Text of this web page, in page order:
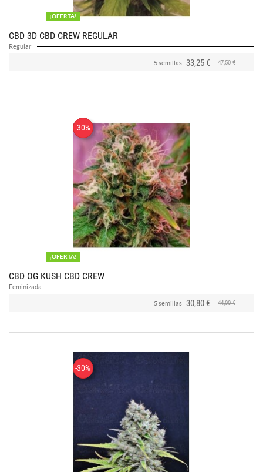
¡OFERTA!
CBD 3D CBD CREW REGULAR
Regular
5 semillas 33,25 € 47,50 €
-30%
¡OFERTA!
CBD OG KUSH CBD CREW
Feminizada
5 semillas 30,80 € 44,00 €
-30%